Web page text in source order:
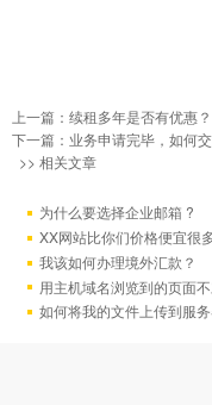
上一篇： 续租多年是否有优惠？
下一篇： 业务申请完毕，如何
>> 相关文章
为什么要选择企业邮箱 ?
XX网站比你们价格便宜很
我该如何办理境外汇款？
用主机域名浏览到的页面
如何将我的文件上传到服